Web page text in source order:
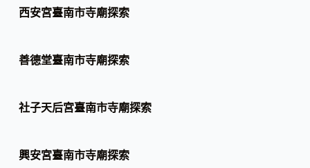
西安宮臺南市寺廟探索
善德堂臺南市寺廟探索
社子天后宮臺南市寺廟探索
興安宮臺南市寺廟探索